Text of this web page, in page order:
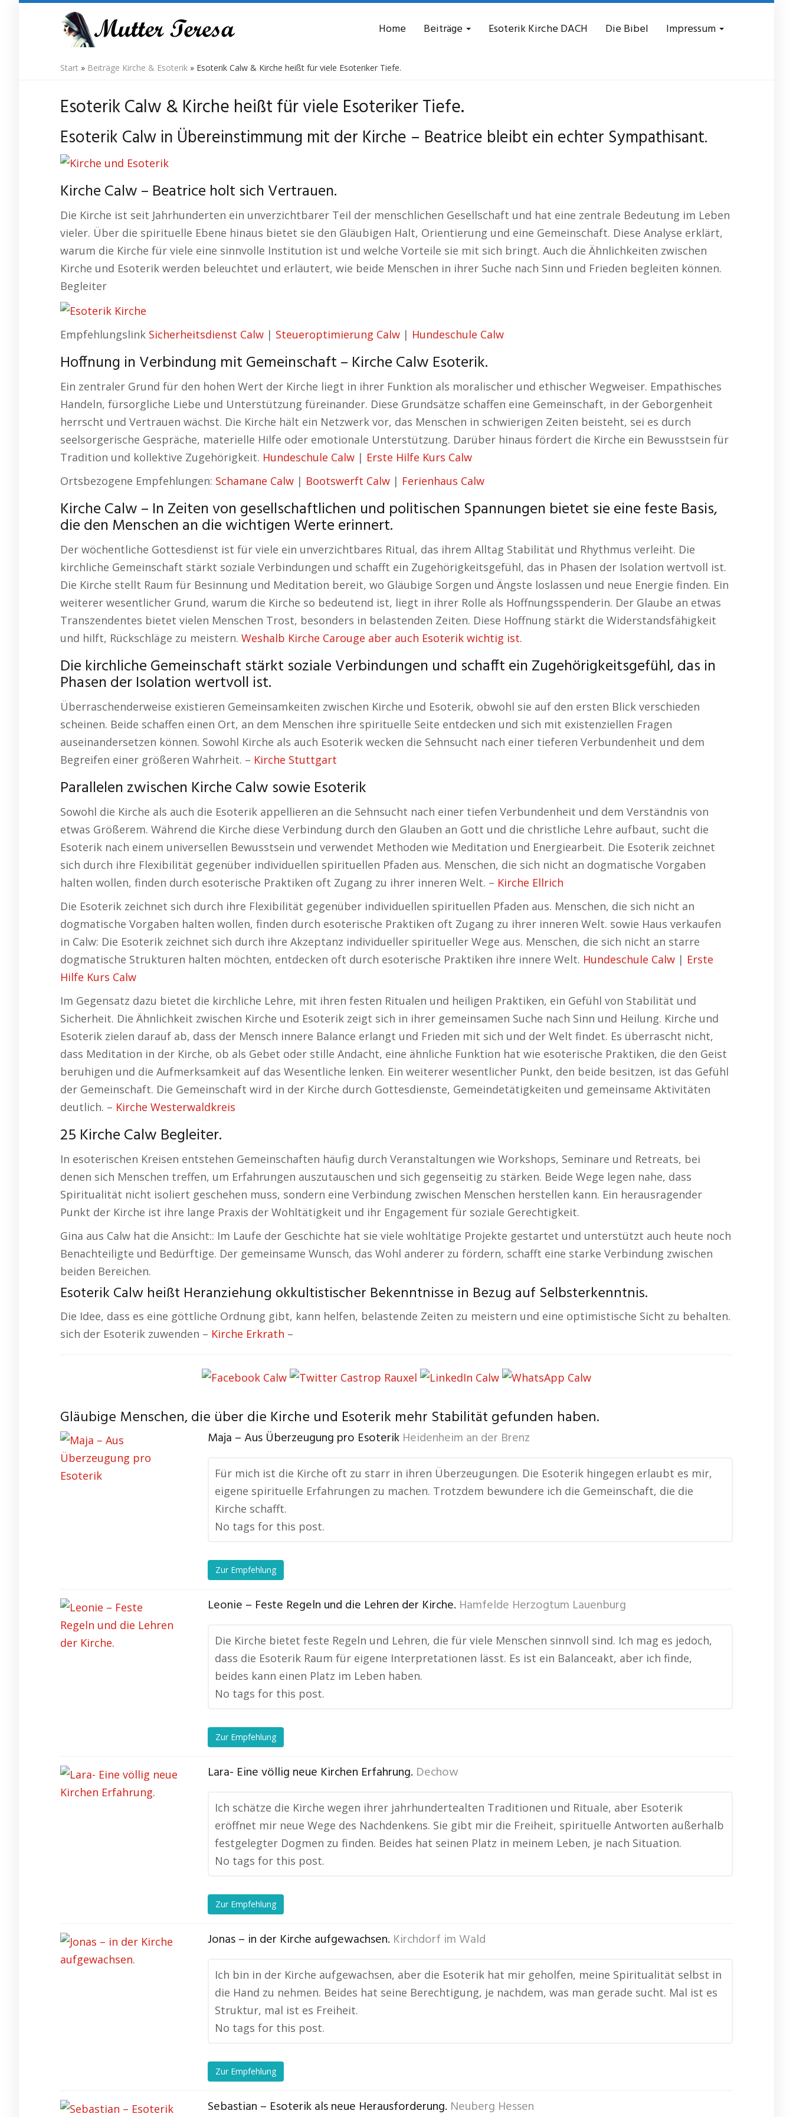
Home Beiträge Esoterik Kirche DACH Die Bibel Impressum
Start » Beiträge Kirche & Esoterik » Esoterik Calw & Kirche heißt für viele Esoteriker Tiefe.
Esoterik Calw & Kirche heißt für viele Esoteriker Tiefe.
Esoterik Calw in Übereinstimmung mit der Kirche – Beatrice bleibt ein echter Sympathisant.
Kirche Calw – Beatrice holt sich Vertrauen.
Die Kirche ist seit Jahrhunderten ein unverzichtbarer Teil der menschlichen Gesellschaft und hat eine zentrale Bedeutung im Leben
vieler. Über die spirituelle Ebene hinaus bietet sie den Gläubigen Halt, Orientierung und eine Gemeinschaft. Diese Analyse erklärt,
warum die Kirche für viele eine sinnvolle Institution ist und welche Vorteile sie mit sich bringt. Auch die Ähnlichkeiten zwischen
Kirche und Esoterik werden beleuchtet und erläutert, wie beide Menschen in ihrer Suche nach Sinn und Frieden begleiten können.
Begleiter
Empfehlungslink Sicherheitsdienst Calw | Steueroptimierung Calw | Hundeschule Calw
Hoffnung in Verbindung mit Gemeinschaft – Kirche Calw Esoterik.
Ein zentraler Grund für den hohen Wert der Kirche liegt in ihrer Funktion als moralischer und ethischer Wegweiser. Empathisches
Handeln, fürsorgliche Liebe und Unterstützung füreinander. Diese Grundsätze schaffen eine Gemeinschaft, in der Geborgenheit
herrscht und Vertrauen wächst. Die Kirche hält ein Netzwerk vor, das Menschen in schwierigen Zeiten beisteht, sei es durch
seelsorgerische Gespräche, materielle Hilfe oder emotionale Unterstützung. Darüber hinaus fördert die Kirche ein Bewusstsein für
Tradition und kollektive Zugehörigkeit. Hundeschule Calw | Erste Hilfe Kurs Calw
Ortsbezogene Empfehlungen: Schamane Calw | Bootswerft Calw | Ferienhaus Calw
Kirche Calw – In Zeiten von gesellschaftlichen und politischen Spannungen bietet sie eine feste Basis,
die den Menschen an die wichtigen Werte erinnert.
Der wöchentliche Gottesdienst ist für viele ein unverzichtbares Ritual, das ihrem Alltag Stabilität und Rhythmus verleiht. Die
kirchliche Gemeinschaft stärkt soziale Verbindungen und schafft ein Zugehörigkeitsgefühl, das in Phasen der Isolation wertvoll ist.
Die Kirche stellt Raum für Besinnung und Meditation bereit, wo Gläubige Sorgen und Ängste loslassen und neue Energie finden. Ein
weiterer wesentlicher Grund, warum die Kirche so bedeutend ist, liegt in ihrer Rolle als Hoffnungsspenderin. Der Glaube an etwas
Transzendentes bietet vielen Menschen Trost, besonders in belastenden Zeiten. Diese Hoffnung stärkt die Widerstandsfähigkeit
und hilft, Rückschläge zu meistern. Weshalb Kirche Carouge aber auch Esoterik wichtig ist.
Die kirchliche Gemeinschaft stärkt soziale Verbindungen und schafft ein Zugehörigkeitsgefühl, das in
Phasen der Isolation wertvoll ist.
Überraschenderweise existieren Gemeinsamkeiten zwischen Kirche und Esoterik, obwohl sie auf den ersten Blick verschieden
scheinen. Beide schaffen einen Ort, an dem Menschen ihre spirituelle Seite entdecken und sich mit existenziellen Fragen
auseinandersetzen können. Sowohl Kirche als auch Esoterik wecken die Sehnsucht nach einer tieferen Verbundenheit und dem
Begreifen einer größeren Wahrheit. – Kirche Stuttgart
Parallelen zwischen Kirche Calw sowie Esoterik
Sowohl die Kirche als auch die Esoterik appellieren an die Sehnsucht nach einer tiefen Verbundenheit und dem Verständnis von
etwas Größerem. Während die Kirche diese Verbindung durch den Glauben an Gott und die christliche Lehre aufbaut, sucht die
Esoterik nach einem universellen Bewusstsein und verwendet Methoden wie Meditation und Energiearbeit. Die Esoterik zeichnet
sich durch ihre Flexibilität gegenüber individuellen spirituellen Pfaden aus. Menschen, die sich nicht an dogmatische Vorgaben
halten wollen, finden durch esoterische Praktiken oft Zugang zu ihrer inneren Welt. – Kirche Ellrich
Die Esoterik zeichnet sich durch ihre Flexibilität gegenüber individuellen spirituellen Pfaden aus. Menschen, die sich nicht an
dogmatische Vorgaben halten wollen, finden durch esoterische Praktiken oft Zugang zu ihrer inneren Welt. sowie Haus verkaufen
in Calw: Die Esoterik zeichnet sich durch ihre Akzeptanz individueller spiritueller Wege aus. Menschen, die sich nicht an starre
dogmatische Strukturen halten möchten, entdecken oft durch esoterische Praktiken ihre innere Welt. Hundeschule Calw | Erste
Hilfe Kurs Calw
Im Gegensatz dazu bietet die kirchliche Lehre, mit ihren festen Ritualen und heiligen Praktiken, ein Gefühl von Stabilität und
Sicherheit. Die Ähnlichkeit zwischen Kirche und Esoterik zeigt sich in ihrer gemeinsamen Suche nach Sinn und Heilung. Kirche und
Esoterik zielen darauf ab, dass der Mensch innere Balance erlangt und Frieden mit sich und der Welt findet. Es überrascht nicht,
dass Meditation in der Kirche, ob als Gebet oder stille Andacht, eine ähnliche Funktion hat wie esoterische Praktiken, die den Geist
beruhigen und die Aufmerksamkeit auf das Wesentliche lenken. Ein weiterer wesentlicher Punkt, den beide besitzen, ist das Gefühl
der Gemeinschaft. Die Gemeinschaft wird in der Kirche durch Gottesdienste, Gemeindetätigkeiten und gemeinsame Aktivitäten
deutlich. – Kirche Westerwaldkreis
25 Kirche Calw Begleiter.
In esoterischen Kreisen entstehen Gemeinschaften häufig durch Veranstaltungen wie Workshops, Seminare und Retreats, bei
denen sich Menschen treffen, um Erfahrungen auszutauschen und sich gegenseitig zu stärken. Beide Wege legen nahe, dass
Spiritualität nicht isoliert geschehen muss, sondern eine Verbindung zwischen Menschen herstellen kann. Ein herausragender
Punkt der Kirche ist ihre lange Praxis der Wohltätigkeit und ihr Engagement für soziale Gerechtigkeit.
Gina aus Calw hat die Ansicht:: Im Laufe der Geschichte hat sie viele wohltätige Projekte gestartet und unterstützt auch heute noch
Benachteiligte und Bedürftige. Der gemeinsame Wunsch, das Wohl anderer zu fördern, schafft eine starke Verbindung zwischen
beiden Bereichen.
Esoterik Calw heißt Heranziehung okkultistischer Bekenntnisse in Bezug auf Selbsterkenntnis.
Die Idee, dass es eine göttliche Ordnung gibt, kann helfen, belastende Zeiten zu meistern und eine optimistische Sicht zu behalten.
sich der Esoterik zuwenden – Kirche Erkrath –
Gläubige Menschen, die über die Kirche und Esoterik mehr Stabilität gefunden haben.
Maja – Aus Überzeugung pro Esoterik Heidenheim an der Brenz
Für mich ist die Kirche oft zu starr in ihren Überzeugungen. Die Esoterik hingegen erlaubt es mir,
eigene spirituelle Erfahrungen zu machen. Trotzdem bewundere ich die Gemeinschaft, die die
Kirche schafft.
No tags for this post.
Zur Empfehlung
Leonie – Feste Regeln und die Lehren der Kirche. Hamfelde Herzogtum Lauenburg
Die Kirche bietet feste Regeln und Lehren, die für viele Menschen sinnvoll sind. Ich mag es jedoch,
dass die Esoterik Raum für eigene Interpretationen lässt. Es ist ein Balanceakt, aber ich finde,
beides kann einen Platz im Leben haben.
No tags for this post.
Zur Empfehlung
Lara- Eine völlig neue Kirchen Erfahrung. Dechow
Ich schätze die Kirche wegen ihrer jahrhundertealten Traditionen und Rituale, aber Esoterik
eröffnet mir neue Wege des Nachdenkens. Sie gibt mir die Freiheit, spirituelle Antworten außerhalb
festgelegter Dogmen zu finden. Beides hat seinen Platz in meinem Leben, je nach Situation.
No tags for this post.
Zur Empfehlung
Jonas – in der Kirche aufgewachsen. Kirchdorf im Wald
Ich bin in der Kirche aufgewachsen, aber die Esoterik hat mir geholfen, meine Spiritualität selbst in
die Hand zu nehmen. Beides hat seine Berechtigung, je nachdem, was man gerade sucht. Mal ist es
Struktur, mal ist es Freiheit.
No tags for this post.
Zur Empfehlung
Sebastian – Esoterik als neue Herausforderung. Neuberg Hessen